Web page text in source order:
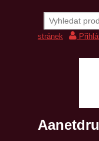
stránek